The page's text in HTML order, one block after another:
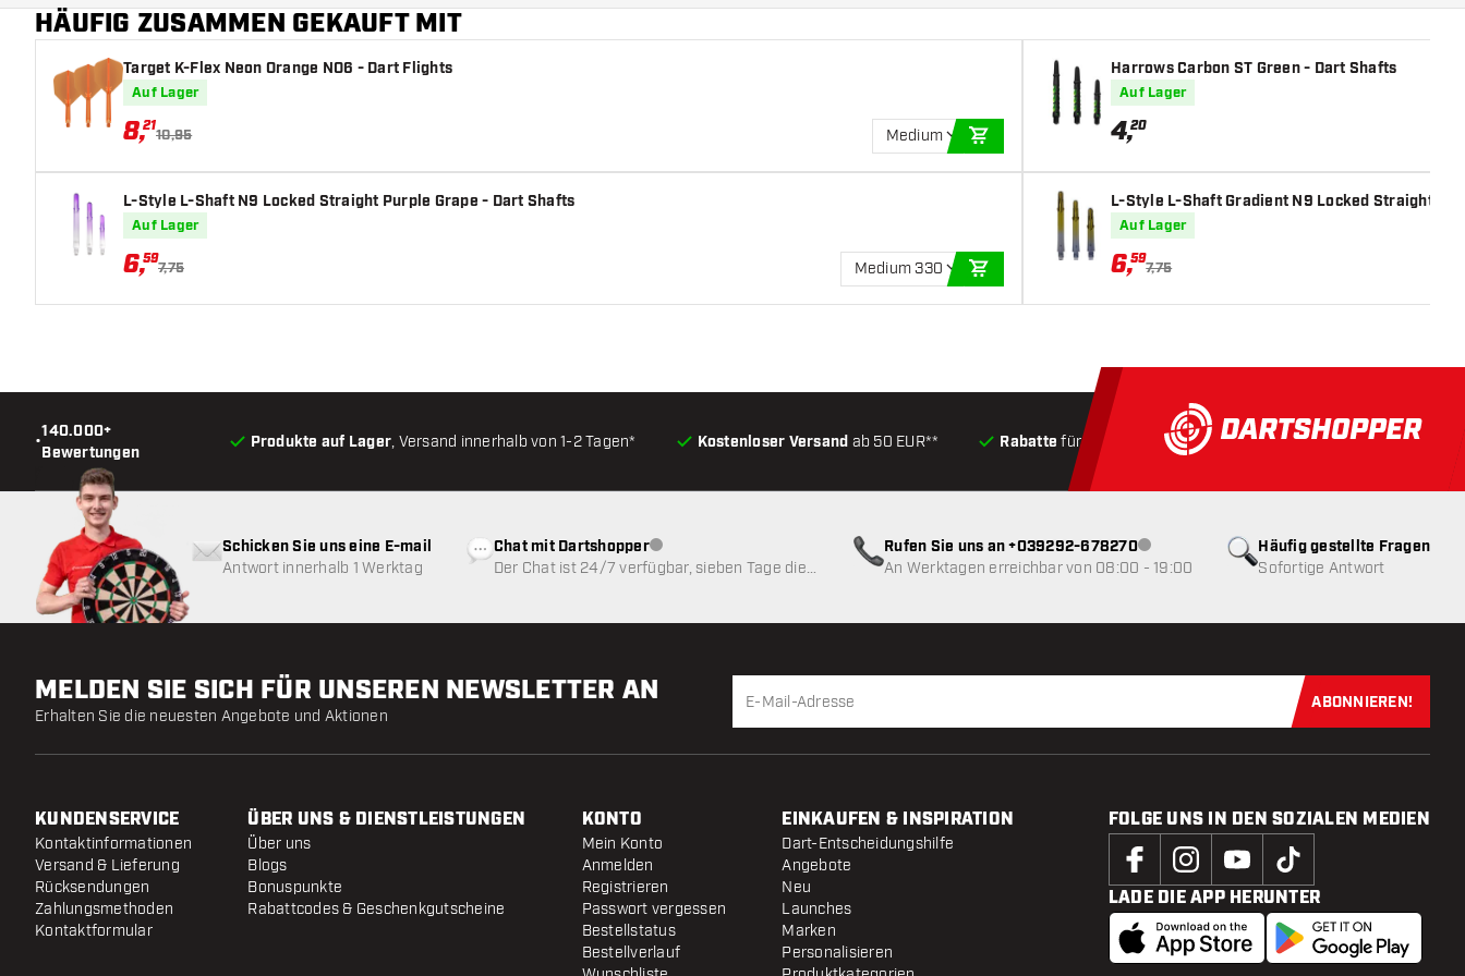
Hauptfarbe
HÄUFIG ZUSAMMEN GEKAUFT MIT
Target K-Flex Neon Orange NO6 - Dart Flights
Auf Lager
8,21
10,95 Medium
IN DEN WARENKORB
L-Style L-Shaft N9 Locked Straight Purple Grape - Dart Shafts
Auf Lager
6,59
7,75 Medium 330
IN DEN WARENKORB
Harrows Carbon ST Green - Dart Shafts
Auf Lager
4,20
L-Style L-Shaft Gradient N9 Locked Straight
Auf Lager
6,59
7,75
•
140.000+
Bewertungen
Produkte auf Lager, Versand innerhalb von 1-2 Tagen* Kostenloser Versand ab 50 EUR** Rabatte für Kunden Produkte auf Lager, Versand
Häufig gestellte Fragen
Sofortige Antwort
Schicken Sie uns eine E-mail
Antwort innerhalb 1 Werktag
Chat mit DartshopperKundenservice nicht verfügbar
Der Chat ist 24/7 verfügbar, sieben Tage die
Rufen Sie uns an +039292-678270Kundenservice nicht verfügbar
An Werktagen erreichbar von 08:00 - 19:00
MELDEN SIE SICH FÜR UNSEREN NEWSLETTER AN
Erhalten Sie die neuesten Angebote und Aktionen
Jetzt für
ABONNIEREN!
KUNDENSERVICE
Kontaktinformationen
Versand & Lieferung
Rücksendungen
Zahlungsmethoden
Kontaktformular
ÜBER UNS & DIENSTLEISTUNGEN
Über uns
Blogs
Bonuspunkte
Rabattcodes & Geschenkgutscheine
KONTO
Mein Konto
Anmelden
Registrieren
Passwort vergessen
Bestellstatus
Bestellverlauf
EINKAUFEN & INSPIRATION
Dart-Entscheidungshilfe
Angebote
Neu
Launches
Marken
Personalisieren
FOLGE UNS IN DEN SOZIALEN MEDIEN
LADE DIE APP HERUNTER